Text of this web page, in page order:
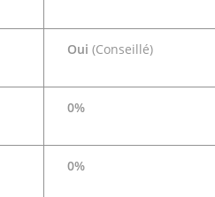
Oui (Conseillé)
0%
0%